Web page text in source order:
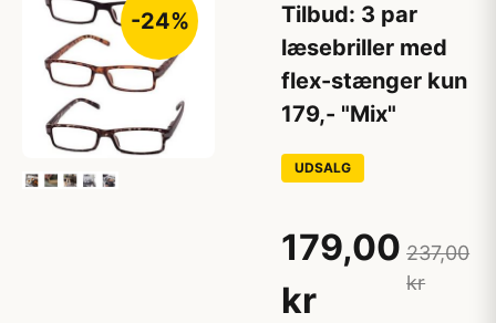
-24%
Tilbud: 3 par
læsebriller med
flex-stænger kun
179,- "Mix"
UDSALG
179,00
kr
237,00
kr